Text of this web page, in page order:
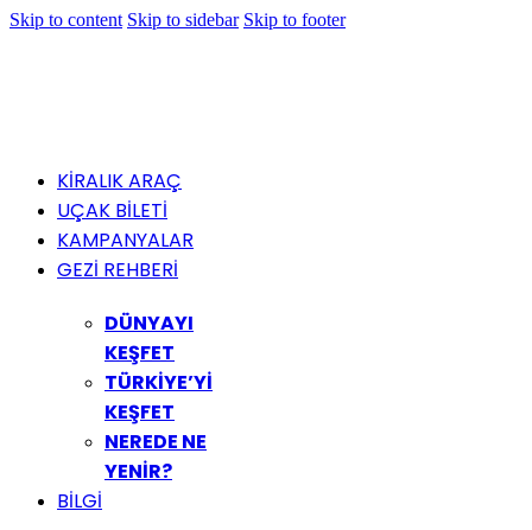
Skip to content Skip to sidebar Skip to footer
KİRALIK ARAÇ
UÇAK BİLETİ
KAMPANYALAR
GEZİ REHBERİ
DÜNYAYI
KEŞFET
TÜRKİYE’Yİ
KEŞFET
NEREDE NE
YENİR?
BİLGİ